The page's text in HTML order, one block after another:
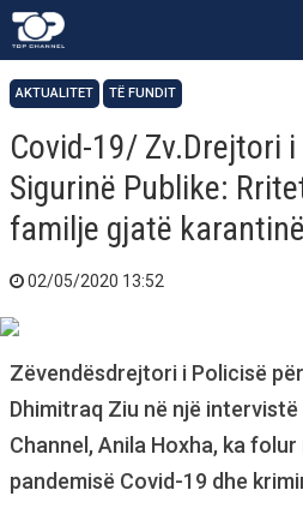
AKTUALITET TË FUNDIT
Covid-19/ Zv.Drejtori
Sigurinë Publike:
familje gjatë
02/05/2020 13:52
Zëvendësdrejtori i Policisë
Dhimitraq Ziu në një
Channel, Anila Hoxha, ka
pandemisë Covid-19 dhe